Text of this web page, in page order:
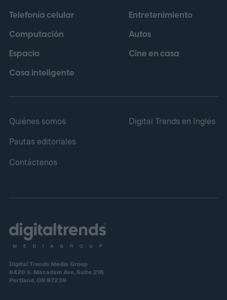
Telefonía celular
Computación
Espacio
Casa inteligente
Entretenimiento
Autos
Cine en casa
Quiénes somos
Pautas editoriales
Contáctenos
Digital Trends en Inglés
Digital Trends Media Group
6420 S. Macadam Ave, Suite 216
Portland, OR 97239